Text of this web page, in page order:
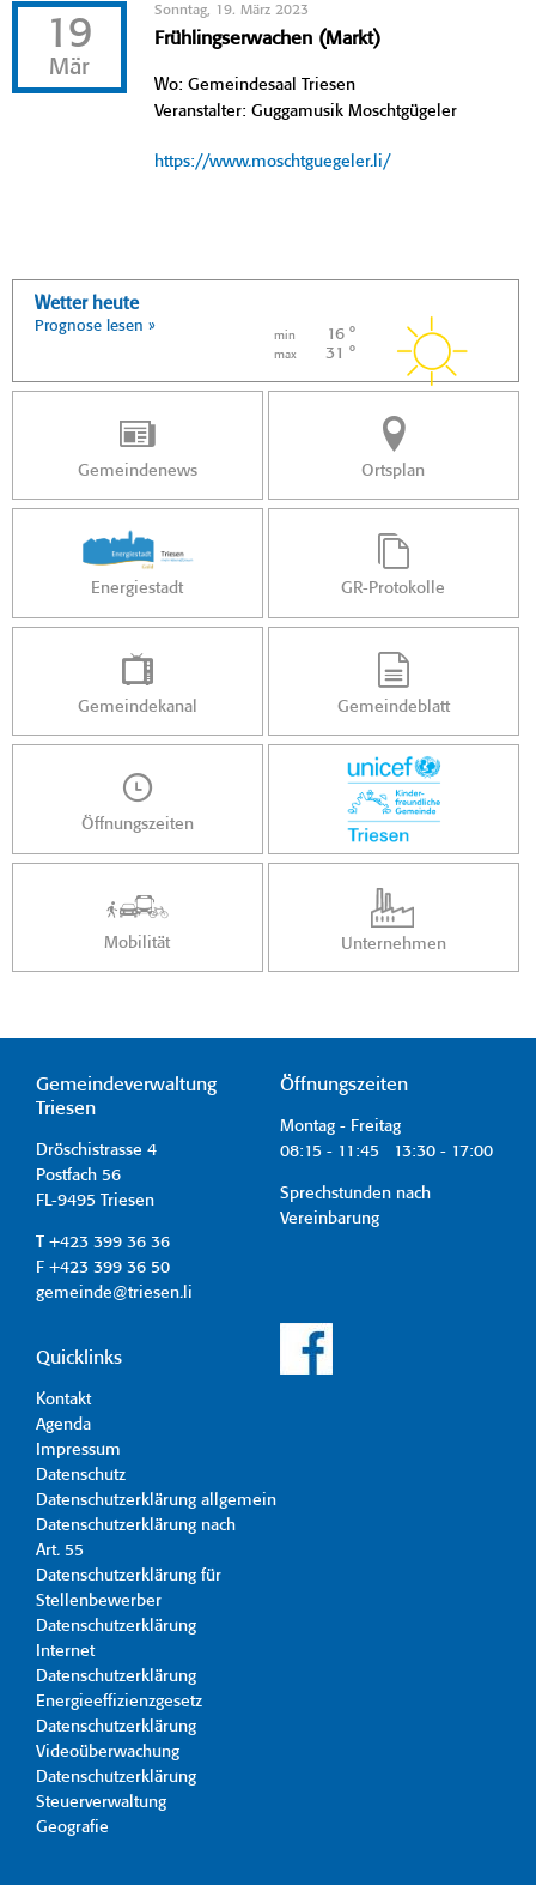
19
Mär
Sonntag, 19. März 2023
Frühlingserwachen (Markt)
Wo: Gemeindesaal Triesen
Veranstalter: Guggamusik Moschtgügeler
https://www.moschtguegeler.li/
Wetter heute
Prognose lesen »
min 16 °
max 31 °
Gemeindenews Ortsplan
Energiestadt GR-Protokolle
Gemeindekanal Gemeindeblatt
Öffnungszeiten
Mobilität Unternehmen
Gemeindeverwaltung
Triesen
Dröschistrasse 4
Postfach 56
FL-9495 Triesen
T +423 399 36 36
F +423 399 36 50
gemeinde@triesen.li
Öffnungszeiten
Montag - Freitag
08:15 - 11:45 13:30 - 17:00
Sprechstunden nach
Vereinbarung
Quicklinks
Kontakt
Agenda
Impressum
Datenschutz
Datenschutzerklärung allgemein
Datenschutzerklärung nach
Art. 55
Datenschutzerklärung für
Stellenbewerber
Datenschutzerklärung
Internet
Datenschutzerklärung
Energieeffizienzgesetz
Datenschutzerklärung
Videoüberwachung
Datenschutzerklärung
Steuerverwaltung
Geografie